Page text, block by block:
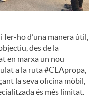
fer-ho d’una manera útil,
des de la
en marxa un nou
a la ruta #CEApropa,
la seva oficina mòbil,
és més limitat.